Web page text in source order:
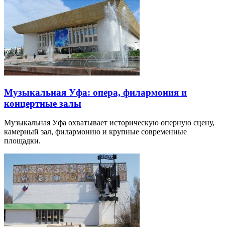
Музыкальная Уфа: опера, филармония и
концертные залы
Музыкальная Уфа охватывает историческую оперную сцену,
камерный зал, филармонию и крупные современные
площадки.